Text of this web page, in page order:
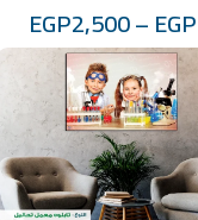
EGP
–
EGP2,500